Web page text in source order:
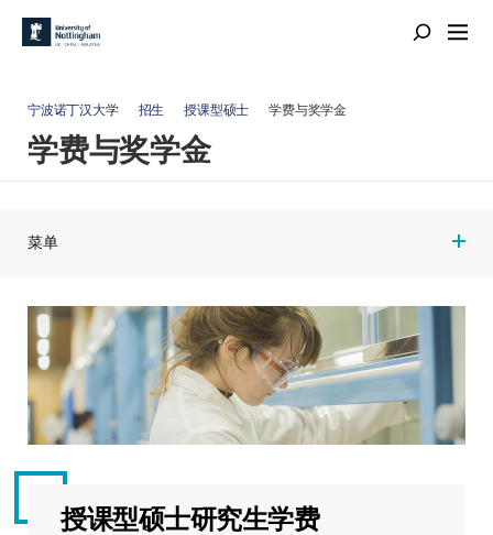
宁波诺丁汉大学 招生 授课型硕士 学费与奖学金
学费与奖学金
菜单
授课型硕士研究生学费